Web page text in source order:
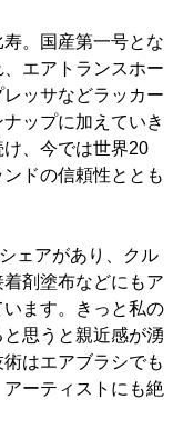
。国産第一号とな
エアトランスホー
ッサなどラッカー
ップに加えていき
、今では世界20
ドの信頼性ととも
ェアがあり、クル
剤塗布などにもア
ます。きっと私の
思うと親近感が湧
はエアブラシでも
ーティストにも絶